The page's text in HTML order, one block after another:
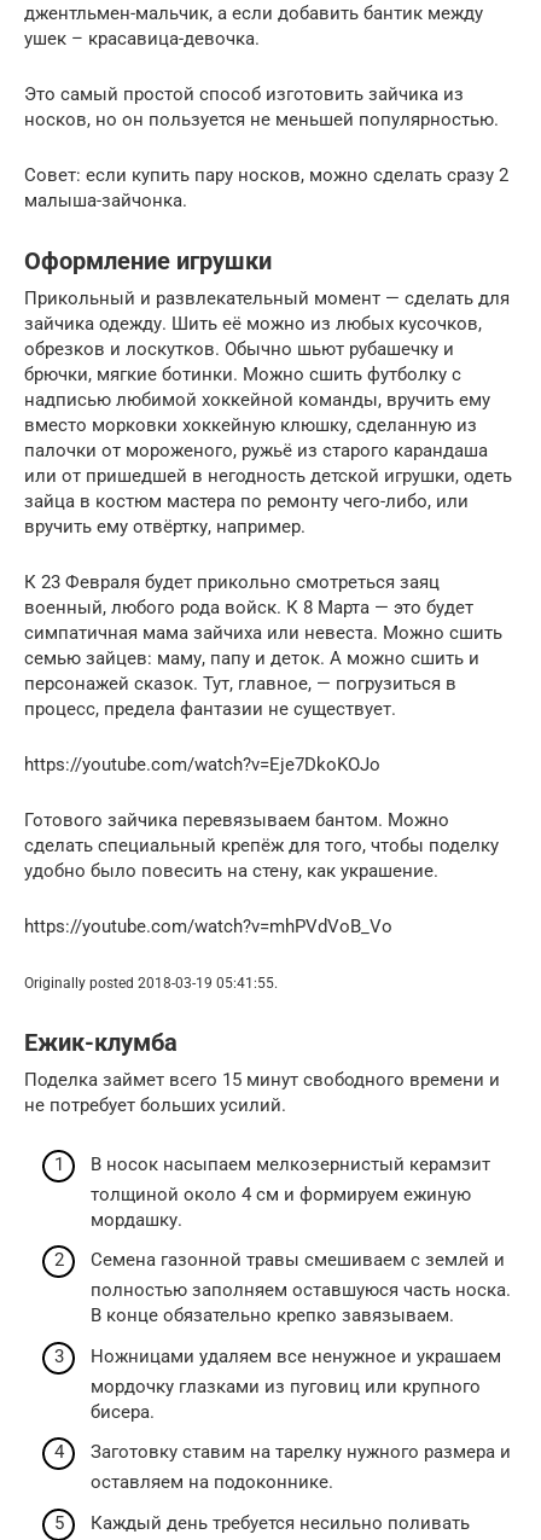
джентльмен-мальчик, а если добавить бантик между
ушек – красавица-девочка.
Это самый простой способ изготовить зайчика из
носков, но он пользуется не меньшей популярностью.
Совет: если купить пару носков, можно сделать сразу 2
малыша-зайчонка.
Оформление игрушки
Прикольный и развлекательный момент — сделать для
зайчика одежду. Шить её можно из любых кусочков,
обрезков и лоскутков. Обычно шьют рубашечку и
брючки, мягкие ботинки. Можно сшить футболку с
надписью любимой хоккейной команды, вручить ему
вместо морковки хоккейную клюшку, сделанную из
палочки от мороженого, ружьё из старого карандаша
или от пришедшей в негодность детской игрушки, одеть
зайца в костюм мастера по ремонту чего-либо, или
вручить ему отвёртку, например.
К 23 Февраля будет прикольно смотреться заяц
военный, любого рода войск. К 8 Марта — это будет
симпатичная мама зайчиха или невеста. Можно сшить
семью зайцев: маму, папу и деток. А можно сшить и
персонажей сказок. Тут, главное, — погрузиться в
процесс, предела фантазии не существует.
https://youtube.com/watch?v=Eje7DkoKOJo
Готового зайчика перевязываем бантом. Можно
сделать специальный крепёж для того, чтобы поделку
удобно было повесить на стену, как украшение.
https://youtube.com/watch?v=mhPVdVoB_Vo
Originally posted 2018-03-19 05:41:55.
Ежик-клумба
Поделка займет всего 15 минут свободного времени и
не потребует больших усилий.
В носок насыпаем мелкозернистый керамзит
толщиной около 4 см и формируем ежиную
мордашку.
Семена газонной травы смешиваем с землей и
полностью заполняем оставшуюся часть носка.
В конце обязательно крепко завязываем.
Ножницами удаляем все ненужное и украшаем
мордочку глазками из пуговиц или крупного
бисера.
Заготовку ставим на тарелку нужного размера и
оставляем на подоконнике.
Каждый день требуется несильно поливать